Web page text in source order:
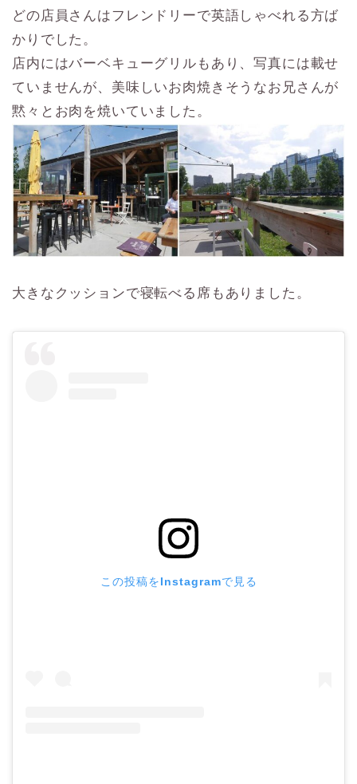
どの店員さんはフレンドリーで英語しゃべれる方ば
かりでした。
店内にはバーベキューグリルもあり、写真には載せ
ていませんが、美味しいお肉焼きそうなお兄さんが
黙々とお肉を焼いていました。
大きなクッションで寝転べる席もありました。
この投稿をInstagramで見る